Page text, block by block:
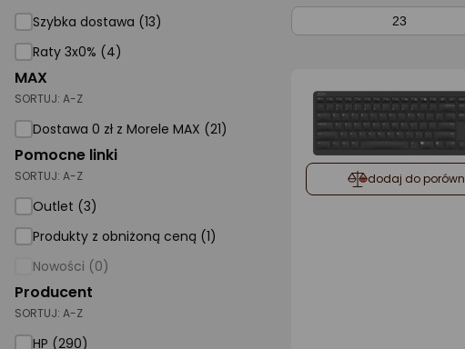
Foto i kamery
AGD duże
AGD małe
Biuro i firma
Sport i turystyka
Zabawki i dziecko
Supermarket
Strefa marek
Szybka dostawa (13)
Raty 3x0% (4)
MAX
SORTUJ: A-Z
Dostawa 0 zł z Morele MAX (21)
Pomocne linki
SORTUJ: A-Z
Outlet (3)
Produkty z obniżoną ceną (1)
Nowości (0)
Producent
SORTUJ: A-Z
HP (290)
dodaj do